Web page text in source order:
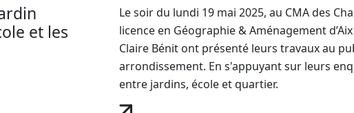
et les
Le soir du lundi 19 mai 2025, au CMA des
licence en Géographie & Aménagement
Claire Bénit ont présenté leurs travaux au
arrondissement. En s'appuyant sur leurs
entre jardins, école et quartier.